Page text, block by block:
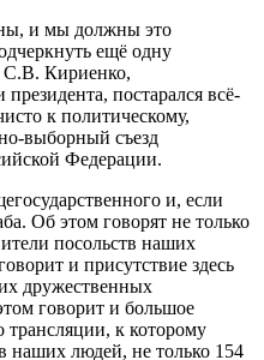
и мы должны это
ещё одну
С.В. Кириенко,
постарался всё-
к политическому,
выборный съезд
Федерации.
и, если
Об этом говорят не только
посольств наших
и присутствие здесь
дружественных
говорит и большое
к которому
наших людей, не только 154